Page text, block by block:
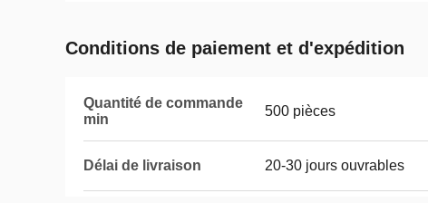
Conditions de paiement et d'expédition
Quantité de commande
min
500 pièces
Délai de livraison 20-30 jours ouvrables